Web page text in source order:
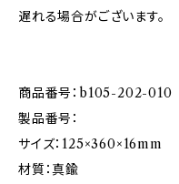
遅れる場合がございます。
商品番号：b105-202-010
製品番号：
サイズ：125×360×16mm
材質：真鍮